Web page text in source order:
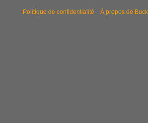
Politique de confidentialité À propos de